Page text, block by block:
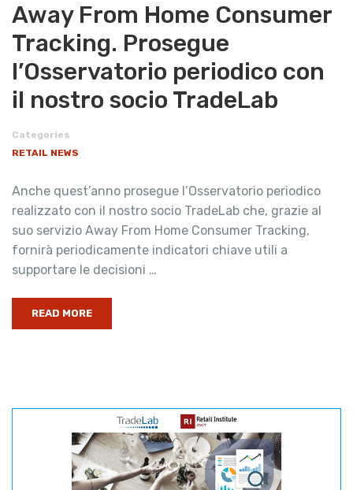
Away From Home Consumer
Tracking. Prosegue
l’Osservatorio periodico con
il nostro socio TradeLab
Categories
RETAIL NEWS
Anche quest’anno prosegue l’Osservatorio periodico
realizzato con il nostro socio TradeLab che, grazie al
suo servizio Away From Home Consumer Tracking,
fornirà periodicamente indicatori chiave utili a
supportare le decisioni …
READ MORE